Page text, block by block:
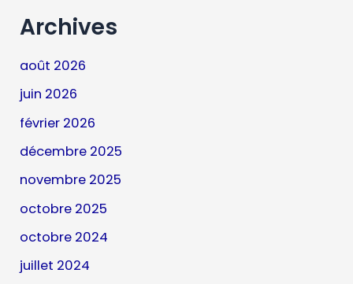
Archives
août 2026
juin 2026
février 2026
décembre 2025
novembre 2025
octobre 2025
octobre 2024
juillet 2024